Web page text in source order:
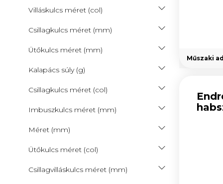
termékek (14)
Villáskulcs méret (col)
Csillagkulcs méret (mm)
Ütőkulcs méret (mm)
Kalapács súly (g)
Csillagkulcs méret (col)
Imbuszkulcs méret (mm)
Méret (mm)
Ütőkulcs méret (col)
Csillagvilláskulcs méret (mm)
Műszaki